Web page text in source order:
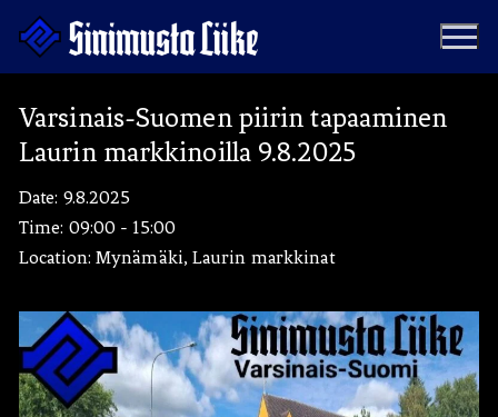
Hyppää
sisältöön
Tapahtumat
Materiaalipankki
Yhteystiedot
Vaalit
Jäseneksi
Artikkelit
Varsinais-Suomen piirin tapaaminen
Laurin markkinoilla 9.8.2025
Date: 9.8.2025
Time: 09:00 - 15:00
Location: Mynämäki, Laurin markkinat